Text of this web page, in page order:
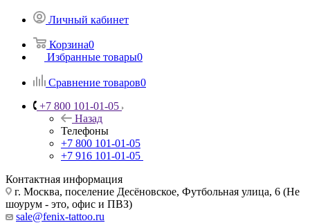
Личный кабинет
Корзина0
Избранные товары0
Сравнение товаров0
+7 800 101-01-05
Назад
Телефоны
+7 800 101-01-05
+7 916 101-01-05
Контактная информация
г. Москва, поселение Десёновское, Футбольная улица, 6 (Не
шоурум - это, офис и ПВЗ)
sale@fenix-tattoo.ru